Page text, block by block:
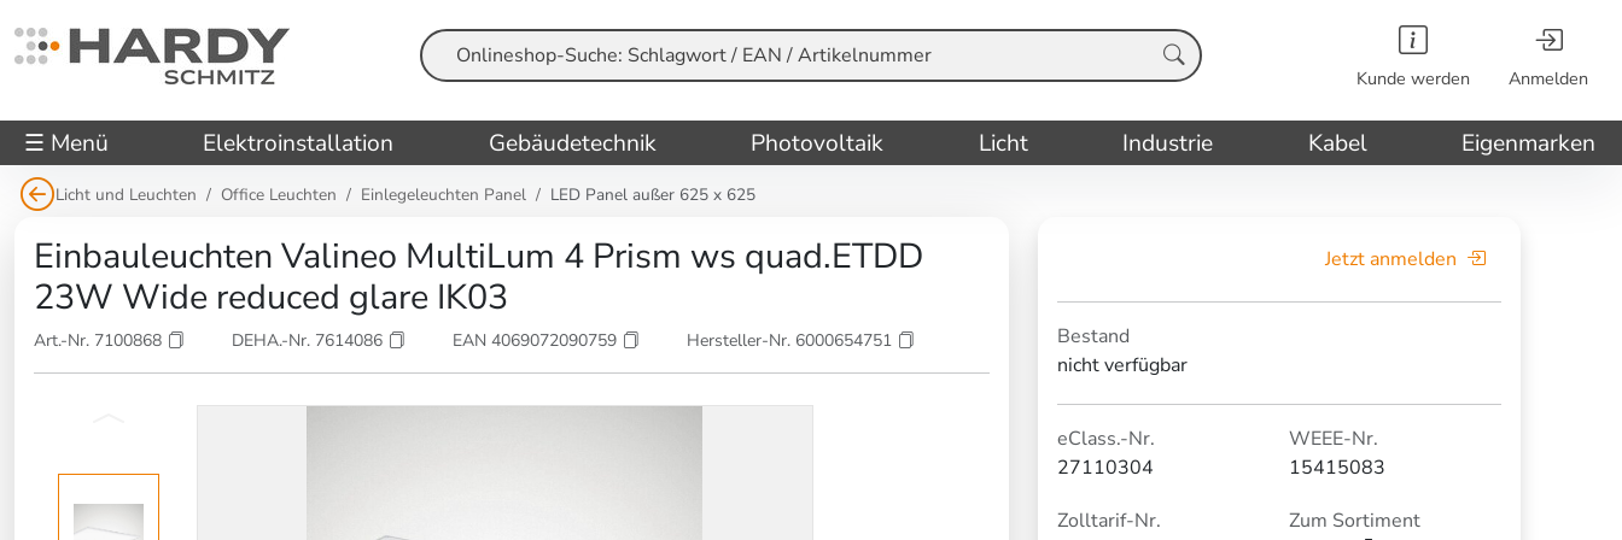
Suche Kunde werden Anmelden
☰ Menü Elektroinstallation Gebäudetechnik Photovoltaik Licht Industrie Kabel Eigenmarken
Licht und Leuchten Office Leuchten Einlegeleuchten Panel LED Panel außer 625 x 625
Einbauleuchten Valineo MultiLum 4 Prism ws quad.ETDD
23W Wide reduced glare IK03
Art.-Nr. 7100868 DEHA.-Nr. 7614086 EAN 4069072090759 Hersteller-Nr. 6000654751
Jetzt anmelden
Bestand
nicht verfügbar
eClass.-Nr.
27110304
WEEE-Nr.
15415083
Zolltarif-Nr.
Zum Sortiment